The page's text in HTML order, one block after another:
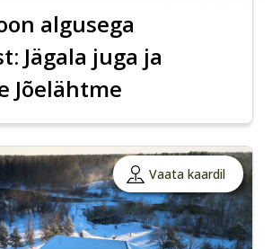
algusega
Jägala juga ja
Jõelähtme
Vaata kaardil